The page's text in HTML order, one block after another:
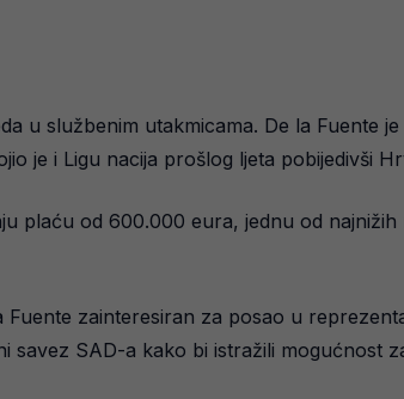
u službenim utakmicama. De la Fuente
je i Ligu nacija prošlog ljeta pobijedivši
plaću od 600.000 eura, jednu od
zainteresiran za posao u
savez SAD-a kako bi istražili mogućnost